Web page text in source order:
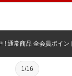
! 通常商品 全会員ポイン
1/16